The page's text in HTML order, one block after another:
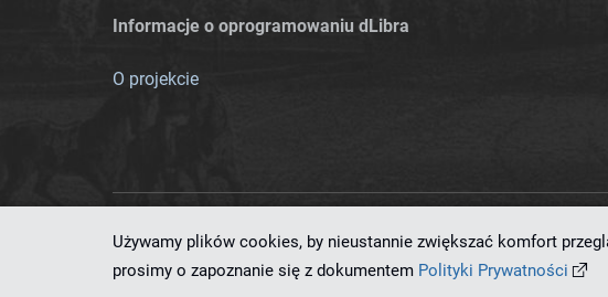
Informacje o oprogramowaniu dLibra
O projekcie
Ten serwis działa dzięki oprogramowaniudLibra
Używamy plików cookies, by nieustannie zwiększać komfort
prosimy o zapoznanie się z dokumentem Polityki Prywatności